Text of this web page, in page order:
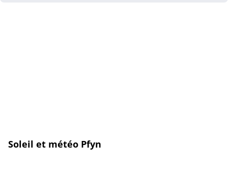
Soleil et météo Pfyn